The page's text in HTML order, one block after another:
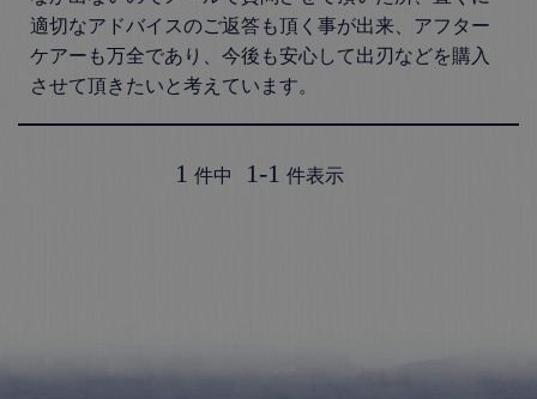
適切なアドバイスのご返答も頂く事が出来、アフター
ケアーも万全であり、今後も安心して出刃などを購入
させて頂きたいと考えています。
1 件中 1 -1 件表示